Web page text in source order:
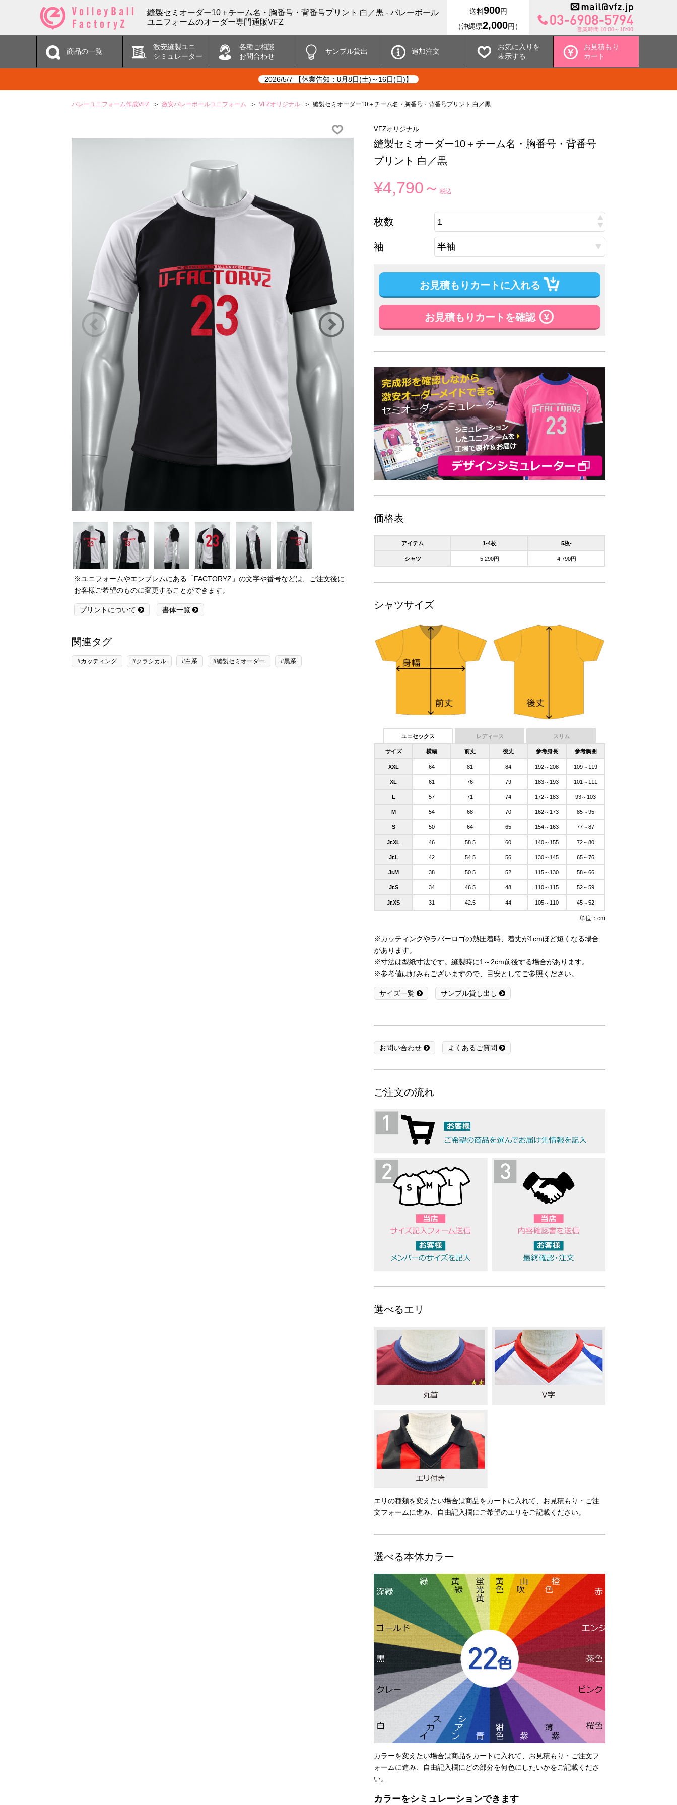
縫製セミオーダー10＋チーム名・胸番号・背番号プリント 白／黒 - バレーボール
ユニフォームのオーダー専門通販VFZ
送料900円
（沖縄県2,000円） 営業時間 10:00～18:00
商品の一覧
激安縫製ユニ
シミュレーター
各種ご相談
お問合わせ
サンプル貸出 追加注文
お気に入りを
表示する
お見積もり
カート
2026/5/7 【休業告知：8月8日(土)～16日(日)】
バレーユニフォーム作成VFZ 激安バレーボールユニフォーム VFZオリジナル 縫製セミオーダー10＋チーム名・胸番号・背番号プリント 白／黒
※ユニフォームやエンブレムにある「FACTORYZ」の文字や番号などは、ご注文後に
お客様ご希望のものに変更することができます。
プリントについて 書体一覧
関連タグ
#カッティング #クラシカル #白系 #縫製セミオーダー #黒系
VFZオリジナル
縫製セミオーダー10＋チーム名・胸番号・背番号
プリント 白／黒
¥4,790～ 税込
枚数
袖
お見積もりカートに入れる
お見積もりカートを確認
価格表
アイテム 1-4枚 5枚-
シャツ 5,290円 4,790円
シャツサイズ
ユニセックス レディース スリム
サイズ 横幅 前丈 後丈 参考身長 参考胸囲
XXL 64 81 84 192～208 109～119
XL 61 76 79 183～193 101～111
L 57 71 74 172～183 93～103
M 54 68 70 162～173 85～95
S 50 64 65 154～163 77～87
Jr.XL 46 58.5 60 140～155 72～80
Jr.L 42 54.5 56 130～145 65～76
Jr.M 38 50.5 52 115～130 58～66
Jr.S 34 46.5 48 110～115 52～59
Jr.XS 31 42.5 44 105～110 45～52
単位：cm
※カッティングやラバーロゴの熱圧着時、着丈が1cmほど短くなる場合
があります。
※寸法は型紙寸法です。縫製時に1～2cm前後する場合があります。
※参考値は好みもございますので、目安としてご参照ください。
サイズ一覧 サンプル貸し出し
お問い合わせ よくあるご質問
ご注文の流れ
選べるエリ
エリの種類を変えたい場合は商品をカートに入れて、お見積もり・ご注
文フォームに進み、自由記入欄にご希望のエリをご記載ください。
選べる本体カラー
カラーを変えたい場合は商品をカートに入れて、お見積もり・ご注文フ
ォームに進み、自由記入欄にどの部分を何色にしたいかをご記載くださ
い。
カラーをシミュレーションできます